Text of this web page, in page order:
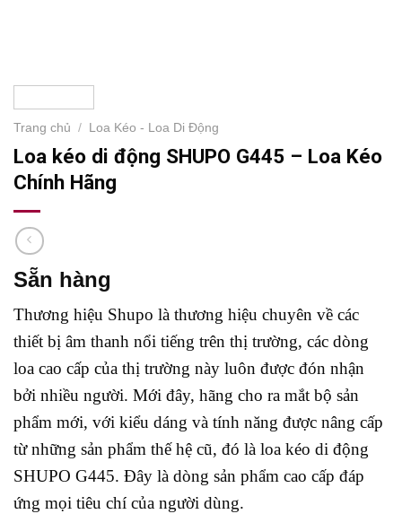
Trang chủ / Loa Kéo - Loa Di Động
Loa kéo di động SHUPO G445 – Loa Kéo
Chính Hãng
Sẵn hàng
Thương hiệu Shupo là thương hiệu chuyên về các
thiết bị âm thanh nổi tiếng trên thị trường, các dòng
loa cao cấp của thị trường này luôn được đón nhận
bởi nhiều người. Mới đây, hãng cho ra mắt bộ sản
phẩm mới, với kiểu dáng và tính năng được nâng cấp
từ những sản phẩm thế hệ cũ, đó là loa kéo di động
SHUPO G445. Đây là dòng sản phẩm cao cấp đáp
ứng mọi tiêu chí của người dùng.